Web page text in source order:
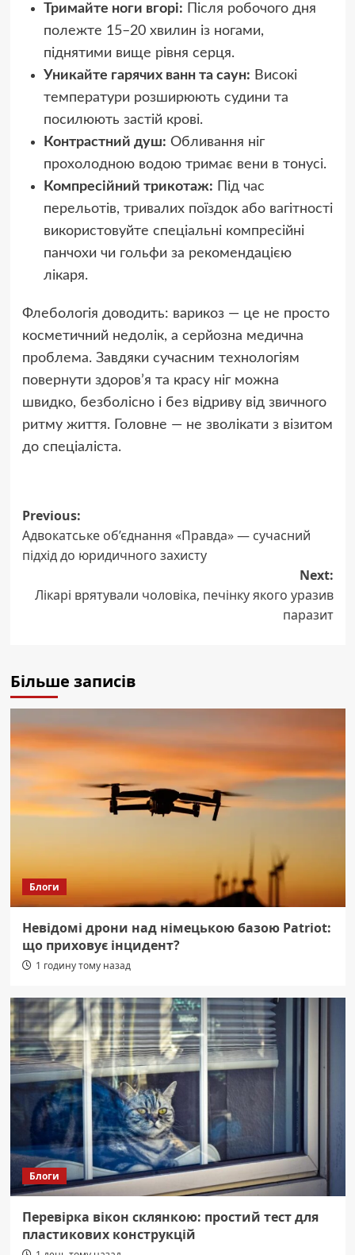
Тримайте ноги вгорі: Після робочого дня
полежте 15–20 хвилин із ногами,
піднятими вище рівня серця.
Уникайте гарячих ванн та саун: Високі
температури розширюють судини та
посилюють застій крові.
Контрастний душ: Обливання ніг
прохолодною водою тримає вени в тонусі.
Компресійний трикотаж: Під час
перельотів, тривалих поїздок або вагітності
використовуйте спеціальні компресійні
панчохи чи гольфи за рекомендацією
лікаря.
Флебологія доводить: варикоз — це не просто
косметичний недолік, а серйозна медична
проблема. Завдяки сучасним технологіям
повернути здоров’я та красу ніг можна
швидко, безболісно і без відриву від звичного
ритму життя. Головне — не зволікати з візитом
до спеціаліста.
Post
navigation
Previous:
Адвокатське об’єднання «Правда» — сучасний
підхід до юридичного захисту
Next:
Лікарі врятували чоловіка, печінку якого уразив
паразит
Більше записів
Блоги
Невідомі дрони над німецькою базою Patriot:
що приховує інцидент?
1 годину тому назад
Блоги
Перевірка вікон склянкою: простий тест для
пластикових конструкцій